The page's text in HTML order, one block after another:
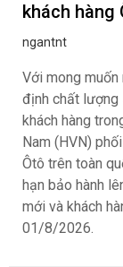
khách hàng
ngantnt
Với mong muốn
định chất lượng
khách hàng
Nam (HVN)
Ôtô trên toàn
hạn bảo hành
mới và khách
01/8/2026.